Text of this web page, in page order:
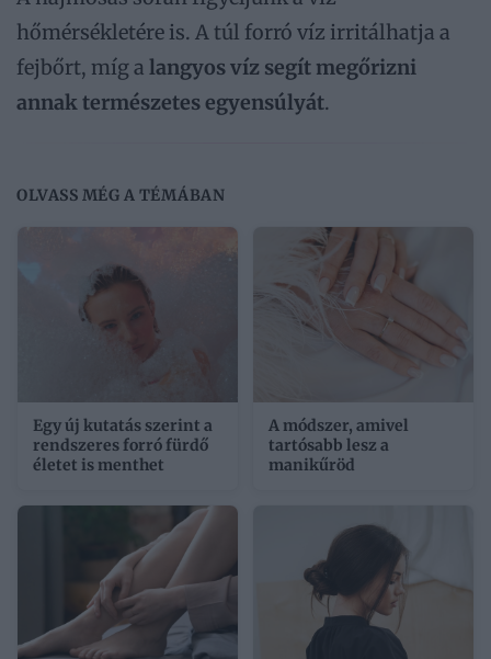
hőmérsékletére is. A túl forró víz irritálhatja a
fejbőrt, míg a langyos víz segít megőrizni
annak természetes egyensúlyát.
OLVASS MÉG A TÉMÁBAN
Egy új kutatás szerint a
rendszeres forró fürdő
életet is menthet
A módszer, amivel
tartósabb lesz a
manikűröd